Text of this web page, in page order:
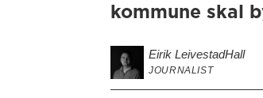
kommune skal
Eirik LeivestadHall
JOURNALIST